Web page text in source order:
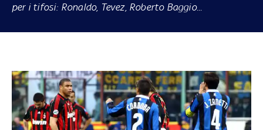
per i tifosi: Ronaldo, Tevez, Roberto Baggio...